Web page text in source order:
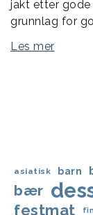
jakt etter gode
grunnlag for
Les mer
asiatisk barn
bær
festmat